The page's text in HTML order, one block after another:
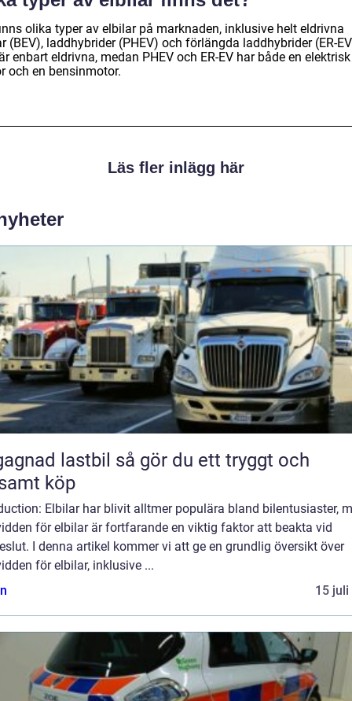
olika typer av elbilar på marknaden, inklusive helt eldrivna
(BEV), laddhybrider (PHEV) och förlängda laddhybrider (ER-
enbart eldrivna, medan PHEV och ER-EV har både en elektrisk
och en bensinmotor.
Läs fler inlägg här
lastbil så gör du ett tryggt och
köp
Elbilar har blivit alltmer populära bland bilentusiaster,
för elbilar är fortfarande en viktig faktor att beakta vid
I denna artikel kommer vi att ge en grundlig översikt över
för elbilar, inklusive ...
15 juli